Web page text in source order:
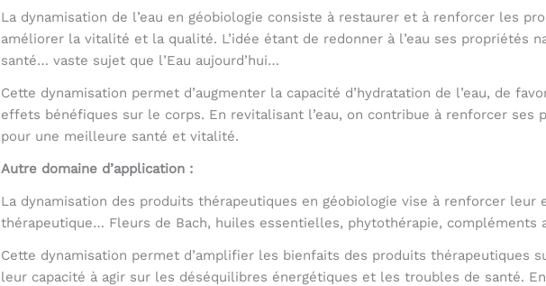
La dynamisation de l’eau en géobiologie consiste à restaurer et à renforcer les
améliorer la vitalité et la qualité. L’idée étant de redonner à l’eau ses propriétés
santé… vaste sujet que l’Eau aujourd’hui…
Cette dynamisation permet d’augmenter la capacité d’hydratation de l’eau, de
effets bénéfiques sur le corps. En revitalisant l’eau, on contribue à renforcer ses
pour une meilleure santé et vitalité.
Autre domaine d’application :
La dynamisation des produits thérapeutiques en géobiologie vise à renforcer
thérapeutique… Fleurs de Bach, huiles essentielles, phytothérapie, compléments
Cette dynamisation permet d’amplifier les bienfaits des produits thérapeutiques
leur capacité à agir sur les déséquilibres énergétiques et les troubles de santé.